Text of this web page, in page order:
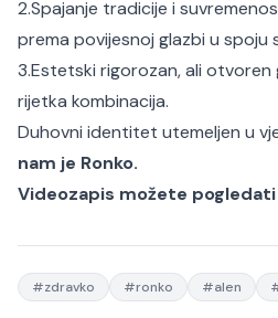
2.Spajanje tradicije i
prema povijesnoj glazbi u spoju
3.Estetski rigorozan, ali otvoren
rijetka kombinacija.
Duhovni identitet utemeljen u
nam je Ronko.
Videozapis možete pogledati
#zdravko #ronko #alen